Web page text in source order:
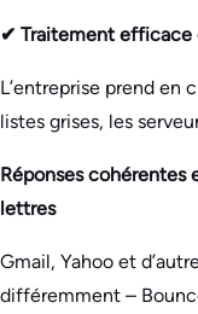
✔ Traitement efficace
L’entreprise prend en
listes grises, les
Réponses cohérentes
lettres
Gmail, Yahoo et
différemment –